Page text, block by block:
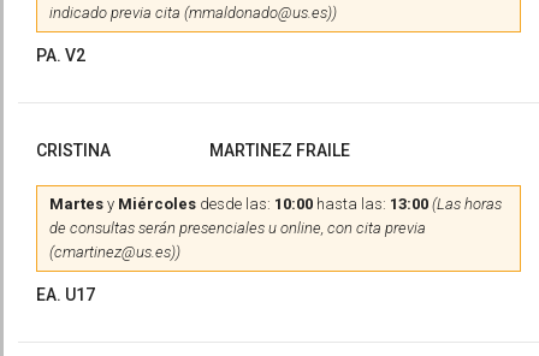
indicado previa cita (mmaldonado@us.es))
PA. V2
CRISTINA MARTINEZ FRAILE
Martes y Miércoles desde las: 10:00 hasta las: 13:00 (Las horas
de consultas serán presenciales u online, con cita previa
(cmartinez@us.es))
EA. U17